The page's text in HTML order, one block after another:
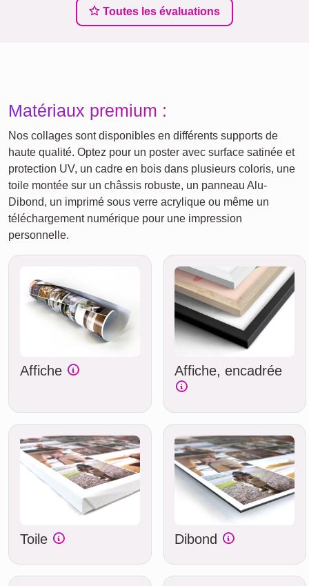
Toutes les évaluations
Matériaux premium :
Nos collages sont disponibles en différents supports de
haute qualité. Optez pour un poster avec surface satinée et
protection UV, un cadre en bois dans plusieurs coloris, une
toile montée sur un châssis robuste, un panneau Alu-
Dibond, un imprimé sous verre acrylique ou même un
téléchargement numérique pour une impression
personnelle.
Affiche Affiche, encadrée
Toile Dibond